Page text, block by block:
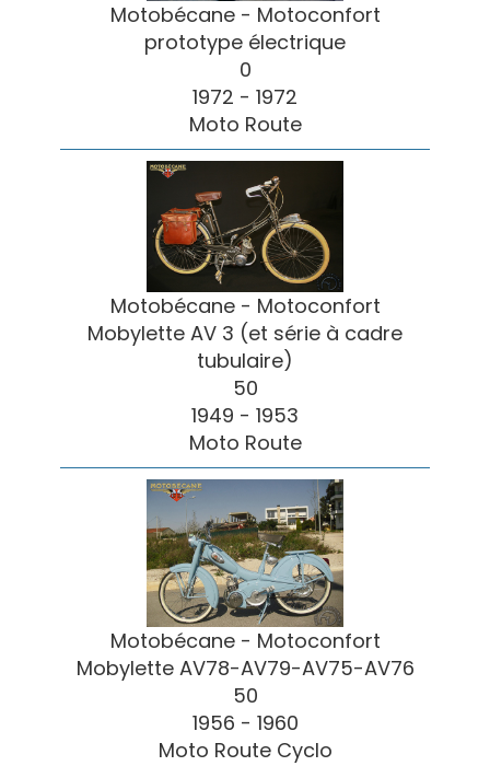
Motobécane - Motoconfort
prototype électrique
0
1972 - 1972
Moto Route
Motobécane - Motoconfort
Mobylette AV 3 (et série à cadre
tubulaire)
50
1949 - 1953
Moto Route
Motobécane - Motoconfort
Mobylette AV78-AV79-AV75-AV76
50
1956 - 1960
Moto Route Cyclo